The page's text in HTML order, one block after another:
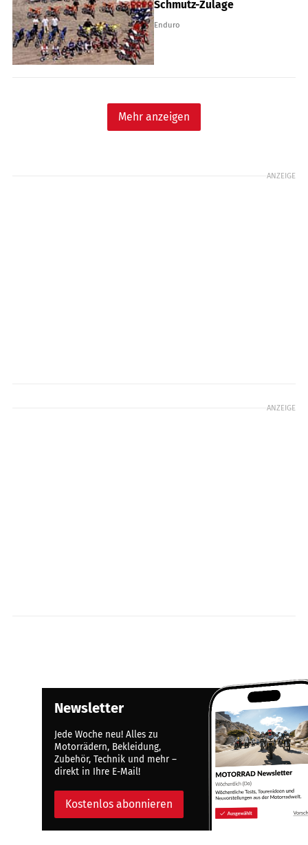
Schmutz-Zulage
Enduro
Mehr anzeigen
ANZEIGE
ANZEIGE
Newsletter
Jede Woche neu! Alles zu
Motorrädern, Bekleidung,
Zubehör, Technik und mehr –
direkt in Ihre E-Mail!
Kostenlos abonnieren